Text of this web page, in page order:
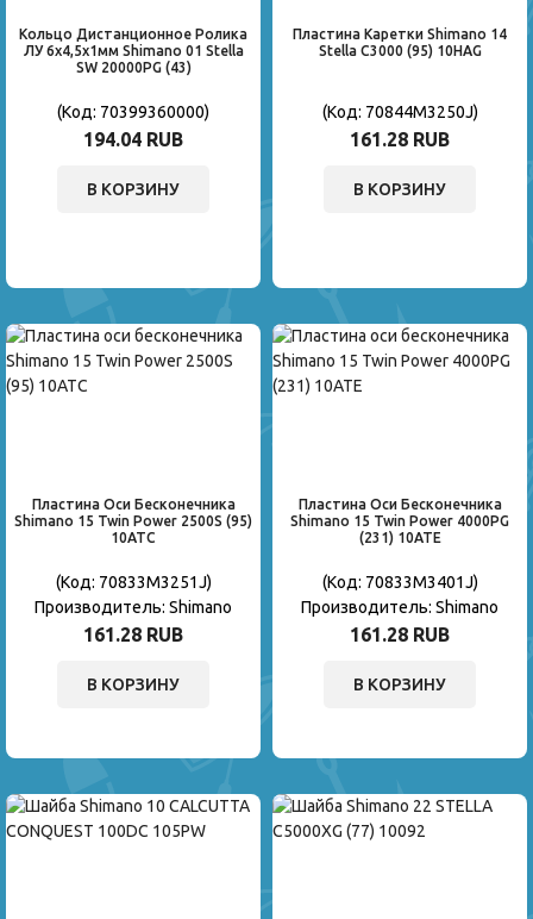
Кольцо Дистанционное Ролика
ЛУ 6x4,5x1мм Shimano 01 Stella
SW 20000PG (43)
(Код: 70399360000)
194.04 RUB
В КОРЗИНУ
Пластина Каретки Shimano 14
Stella C3000 (95) 10HAG
(Код: 70844M3250J)
161.28 RUB
В КОРЗИНУ
Пластина Оси Бесконечника
Shimano 15 Twin Power 2500S (95)
10ATC
(Код: 70833M3251J)
Производитель: Shimano
161.28 RUB
В КОРЗИНУ
Пластина Оси Бесконечника
Shimano 15 Twin Power 4000PG
(231) 10ATE
(Код: 70833M3401J)
Производитель: Shimano
161.28 RUB
В КОРЗИНУ